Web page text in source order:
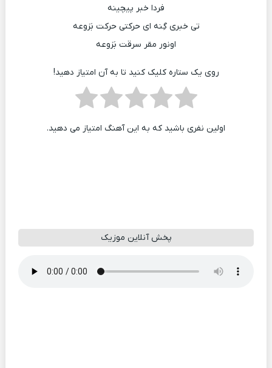
فردا خبر پیچینه
تی خبری گِنه ای حرکتی حرکت بَزوعه
اونور مقر سرقت بَزوعه
روی یک ستاره کلیک کنید تا به آن امتیاز دهید!
اولین نفری باشید که به این آهنگ امتیاز می دهید.
پخش آنلاین موزیک